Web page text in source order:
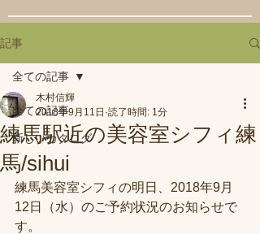
記事
全ての記事
新しいカタログ
全ての記事
練馬駅近の美容室シフィ練
馬/sihui
木村信輝
2018年9月11日 読了時間: 1分
練馬美容室シフィの明日、2018年9月
12日（水）のご予約状況のお知らせで
す。